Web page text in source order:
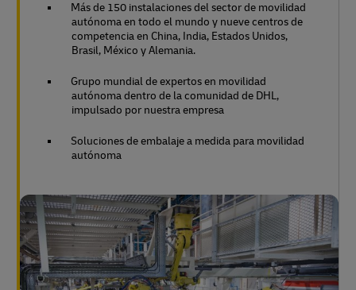
Más de 150 instalaciones del sector de movilidad
autónoma en todo el mundo y nueve centros de
competencia en China, India, Estados Unidos,
Brasil, México y Alemania.
Grupo mundial de expertos en movilidad
autónoma dentro de la comunidad de DHL,
impulsado por nuestra empresa
Soluciones de embalaje a medida para movilidad
autónoma